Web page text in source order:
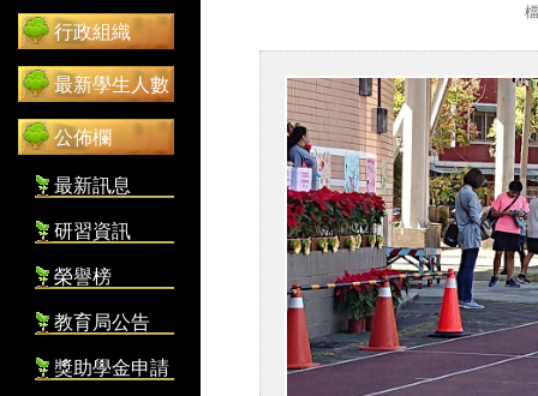
行政組織
最新學生人數
公佈欄
最新訊息
研習資訊
榮譽榜
教育局公告
獎助學金申請